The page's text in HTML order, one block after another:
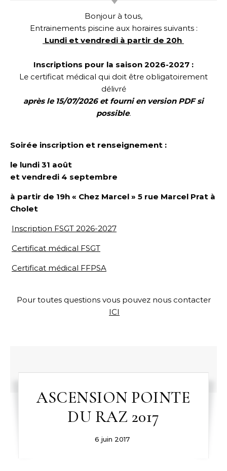
Bonjour à tous,
Entrainements piscine aux horaires suivants :
Lundi et vendredi à partir de 20h
Inscriptions pour la saison 2026-2027 :
Le certificat médical qui doit être obligatoirement
délivré
après le 15/07/2026 et fourni en version PDF si
possible.
Soirée inscription et renseignement :
le lundi 31 août
et vendredi 4 septembre
à partir de 19h « Chez Marcel » 5 rue Marcel Prat à
Cholet
Inscription FSGT 2026-2027
Certificat médical FSGT
Certificat médical FFPSA
Pour toutes questions vous pouvez nous contacter
ICI
ASCENSION POINTE
DU RAZ 2017
6 juin 2017